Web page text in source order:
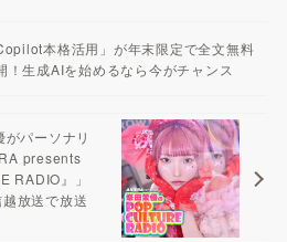
本格活用」が年末限定で全文無料
！生成AIを始めるなら今がチャンス
パーソナリ
presents
RADIO』」
放送で放送